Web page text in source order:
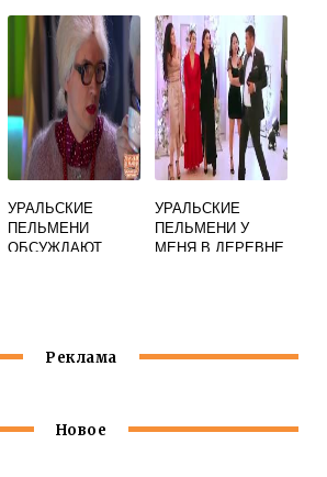
УРАЛЬСКИЕ
ПЕЛЬМЕНИ
ОБСУЖДАЮТ
УРАЛЬСКИЕ
ПЕЛЬМЕНИ У
МЕНЯ В ДЕРЕВНЕ
Реклама
Новое